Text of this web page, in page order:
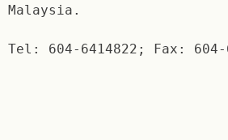
Malaysia.
Tel: 604-6414822; Fax: 604-